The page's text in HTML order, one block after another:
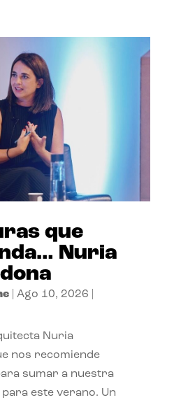
que
Nuria
| Ago 10, 2026
Nuria
nos recomiende
sumar a nuestra
este verano. Un